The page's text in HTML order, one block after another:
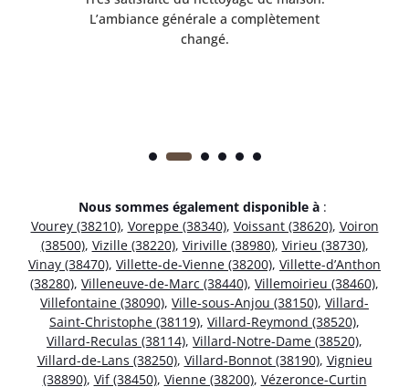
L’ambiance générale a complètement
changé.
Nous sommes également disponible à :
Vourey (38210), Voreppe (38340), Voissant (38620), Voiron
(38500), Vizille (38220), Viriville (38980), Virieu (38730),
Vinay (38470), Villette-de-Vienne (38200), Villette-d’Anthon
(38280), Villeneuve-de-Marc (38440), Villemoirieu (38460),
Villefontaine (38090), Ville-sous-Anjou (38150), Villard-
Saint-Christophe (38119), Villard-Reymond (38520),
Villard-Reculas (38114), Villard-Notre-Dame (38520),
Villard-de-Lans (38250), Villard-Bonnot (38190), Vignieu
(38890), Vif (38450), Vienne (38200), Vézeronce-Curtin